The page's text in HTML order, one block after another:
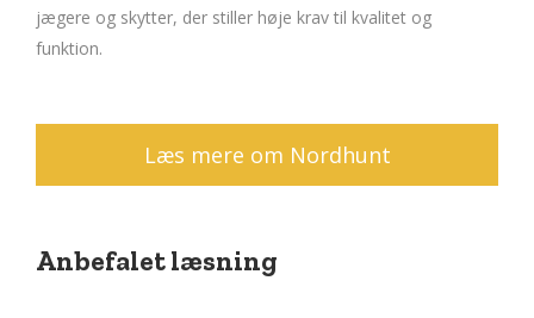
jægere og skytter, der stiller høje krav til kvalitet og
funktion.
Læs mere om Nordhunt
Anbefalet læsning